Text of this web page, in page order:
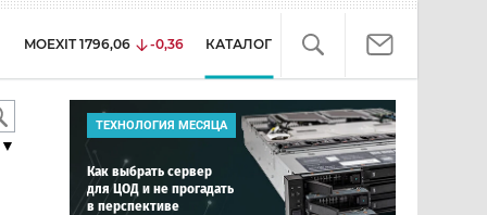
MOEXIT 1796,06 -0,36 КАТАЛОГ
ТЕХНОЛОГИЯ МЕСЯЦА
Как выбрать сервер
для ЦОД и не прогадать
в перспективе